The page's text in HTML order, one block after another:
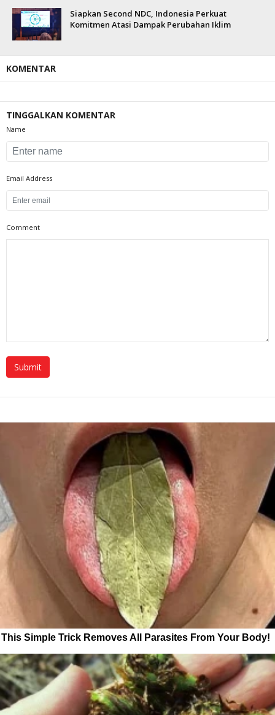
Siapkan Second NDC, Indonesia Perkuat
Komitmen Atasi Dampak Perubahan Iklim
KOMENTAR
TINGGALKAN KOMENTAR
Name
Email Address
Comment
This Simple Trick Removes All Parasites From Your Body!